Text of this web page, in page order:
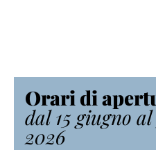
Orari di
dal 15 giugno
2026